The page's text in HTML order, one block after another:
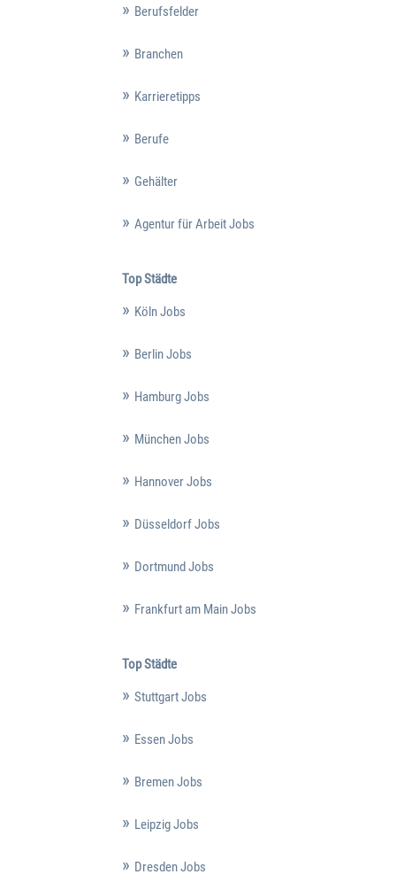
Berufsfelder
Branchen
Karrieretipps
Berufe
Gehälter
Agentur für Arbeit Jobs
Top Städte
Köln Jobs
Berlin Jobs
Hamburg Jobs
München Jobs
Hannover Jobs
Düsseldorf Jobs
Dortmund Jobs
Frankfurt am Main Jobs
Top Städte
Stuttgart Jobs
Essen Jobs
Bremen Jobs
Leipzig Jobs
Dresden Jobs